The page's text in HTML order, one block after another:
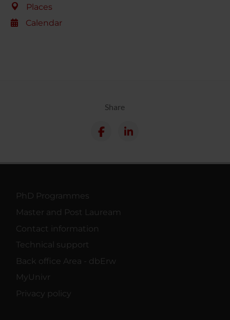
Places
Calendar
Share
PhD Programmes
Master and Post Lauream
Contact information
Technical support
Back office Area - dbErw
MyUnivr
Privacy policy